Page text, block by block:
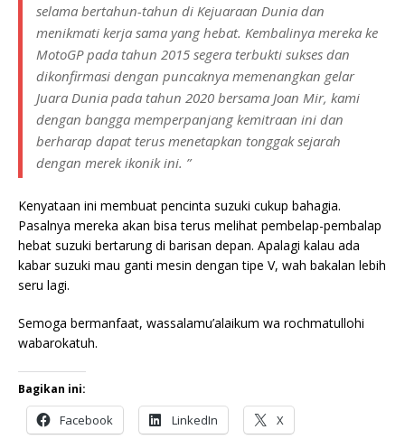
selama bertahun-tahun di Kejuaraan Dunia dan
menikmati kerja sama yang hebat. Kembalinya mereka ke
MotoGP pada tahun 2015 segera terbukti sukses dan
dikonfirmasi dengan puncaknya memenangkan gelar
Juara Dunia pada tahun 2020 bersama Joan Mir, kami
dengan bangga memperpanjang kemitraan ini dan
berharap dapat terus menetapkan tonggak sejarah
dengan merek ikonik ini. ”
Kenyataan ini membuat pencinta suzuki cukup bahagia.
Pasalnya mereka akan bisa terus melihat pembelap-pembalap
hebat suzuki bertarung di barisan depan. Apalagi kalau ada
kabar suzuki mau ganti mesin dengan tipe V, wah bakalan lebih
seru lagi.
Semoga bermanfaat, wassalamu’alaikum wa rochmatullohi
wabarokatuh.
Bagikan ini:
Facebook LinkedIn X